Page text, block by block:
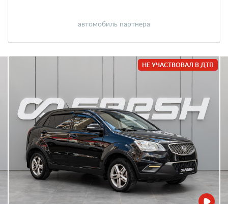
автомобиль партнера
НЕ УЧАСТВОВАЛ В ДТП